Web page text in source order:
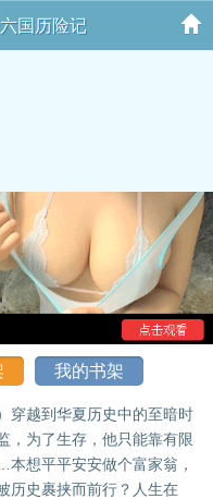
国历险记
我的书架
穿越到华夏历史中的至暗时
为了生存，他只能靠有限
想平平安安做个富家翁，
历史裹挟而前行？人生在